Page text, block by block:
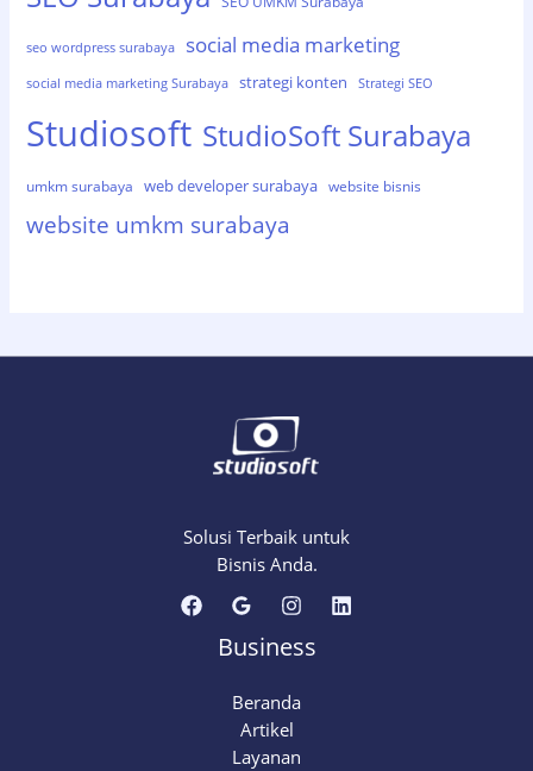
seo wordpress surabaya social media marketing
social media marketing Surabaya strategi konten Strategi SEO
Studiosoft StudioSoft Surabaya
umkm surabaya web developer surabaya website bisnis
website umkm surabaya
Solusi Terbaik untuk
Bisnis Anda.
Business
Beranda
Artikel
Layanan